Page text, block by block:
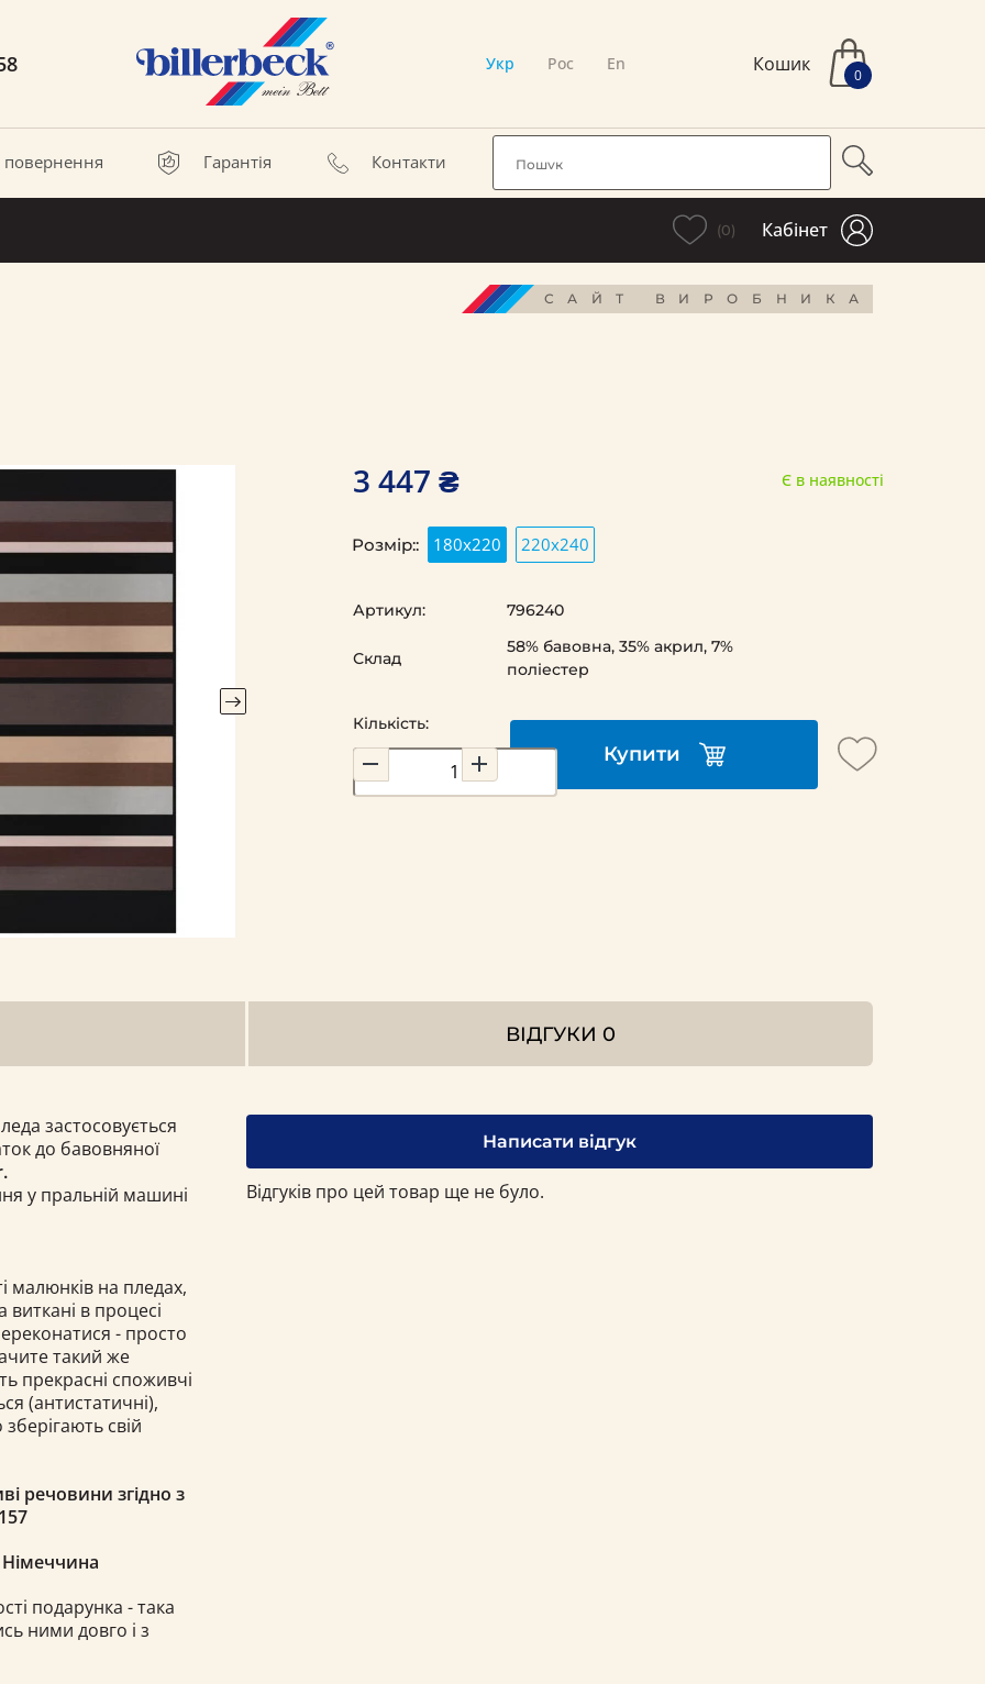
Укр Рос En Кошик 0
повернення Гарантія Контакти
(0) Кабінет
САЙТ ВИРОБНИКА
3 447 ₴ Є в наявності
Розмір:: 180x220 220х240
Кількість:
Купити
Артикул: 796240
Склад
58% бавовна, 35% акрил, 7%
поліестер
ВІДГУКИ 0
застосовується
до бавовняної
у пральній машині
малюнків на пледах,
виткані в процесі
- просто
такий же
прекрасні споживчі
(антистатичні),
свій
речовини згідно з
подарунка - така
ними довго і з
Написати відгук
Відгуків про цей товар ще не було.